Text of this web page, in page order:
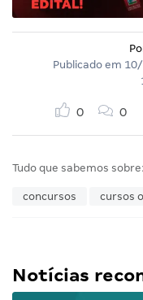
Publicado em
0 0
Tudo que sabemos sobre:
concursos cursos
Notícias